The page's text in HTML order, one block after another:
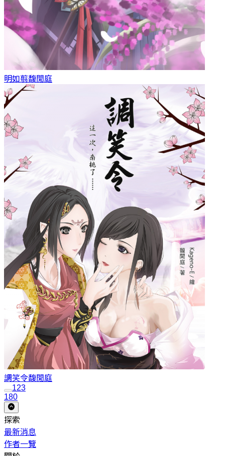
明如翦馥閒庭
調笑令馥閒庭
123
180
探索
最新消息
作者一覽